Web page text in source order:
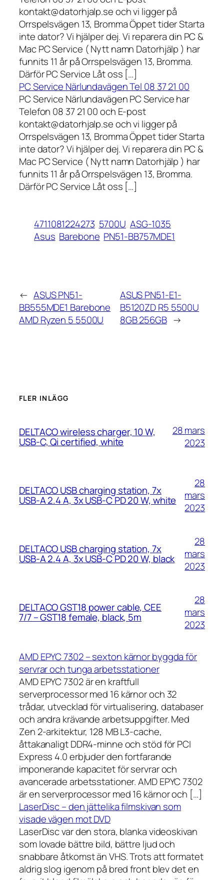
kontakt@datorhjalp.se och vi ligger på
Orrspelsvägen 13, Bromma Öppet tider Starta
inte dator? Vi hjälper dej. Vi reparera din PC &
Mac PC Service ( Nytt namn Datorhjälp ) har
funnits 11 år på Orrspelsvägen 13, Bromma.
Därför PC Service Låt oss […]
PC Service Närlundavägen Tel 08 37 21 00
PC Service Närlundavägen PC Service har
Telefon 08 37 21 00 och E-post
kontakt@datorhjalp.se och vi ligger på
Orrspelsvägen 13, Bromma Öppet tider Starta
inte dator? Vi hjälper dej. Vi reparera din PC &
Mac PC Service ( Nytt namn Datorhjälp ) har
funnits 11 år på Orrspelsvägen 13, Bromma.
Därför PC Service Låt oss […]
4711081224273 5700U ASG-1035
Asus Barebone PN51-BB757MDE1
← ASUS PN51-
BB555MDE1 Barebone
AMD Ryzen 5 5500U
ASUS PN51-E1-
B5120ZD R5 5500U
8GB 256GB →
FLER INLÄGG
DELTACO wireless charger, 10 W,
USB-C, Qi certified, white
28 mars
2023
DELTACO USB charging station, 7x
USB-A 2.4 A, 3x USB-C PD 20 W, white
28
mars
2023
DELTACO USB charging station, 7x
USB-A 2.4 A, 3x USB-C PD 20 W, black
28
mars
2023
DELTACO GST18 power cable, CEE
7/7 – GST18 female, black, 5m
28
mars
2023
AMD EPYC 7302 – sexton kärnor byggda för
servrar och tunga arbetsstationer
AMD EPYC 7302 är en kraftfull
serverprocessor med 16 kärnor och 32
trådar, utvecklad för virtualisering, databaser
och andra krävande arbetsuppgifter. Med
Zen 2-arkitektur, 128 MB L3-cache,
åttakanaligt DDR4-minne och stöd för PCI
Express 4.0 erbjuder den fortfarande
imponerande kapacitet för servrar och
avancerade arbetsstationer. AMD EPYC 7302
är en serverprocessor med 16 kärnor och […]
LaserDisc – den jättelika filmskivan som
visade vägen mot DVD
LaserDisc var den stora, blanka videoskivan
som lovade bättre bild, bättre ljud och
snabbare åtkomst än VHS. Trots att formatet
aldrig slog igenom på bred front blev det en